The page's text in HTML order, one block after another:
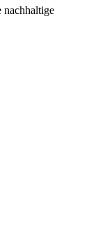
nachhaltige